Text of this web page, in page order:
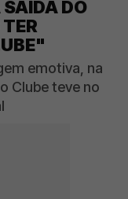
DO
emotiva, na
Clube teve no